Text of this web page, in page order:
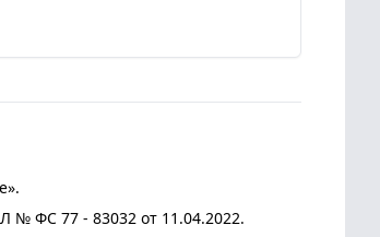
№ ФС 77 - 83032 от 11.04.2022.